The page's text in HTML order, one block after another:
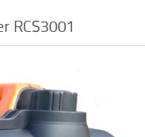
RCS3001